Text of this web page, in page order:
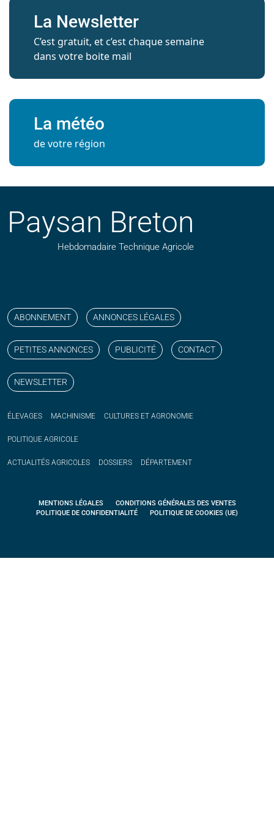
La Newsletter
C’est gratuit, et c’est chaque semaine
dans votre boite mail
La météo
de votre région
Paysan Breton
Hebdomadaire Technique Agricole
ABONNEMENT ANNONCES LÉGALES
PETITES ANNONCES PUBLICITÉ CONTACT
NEWSLETTER
ÉLEVAGES MACHINISME CULTURES ET AGRONOMIE
POLITIQUE AGRICOLE
ACTUALITÉS AGRICOLES DOSSIERS DÉPARTEMENT
MENTIONS LÉGALES
CONDITIONS GÉNÉRALES DES VENTES
POLITIQUE DE CONFIDENTIALITÉ
POLITIQUE DE COOKIES (UE)